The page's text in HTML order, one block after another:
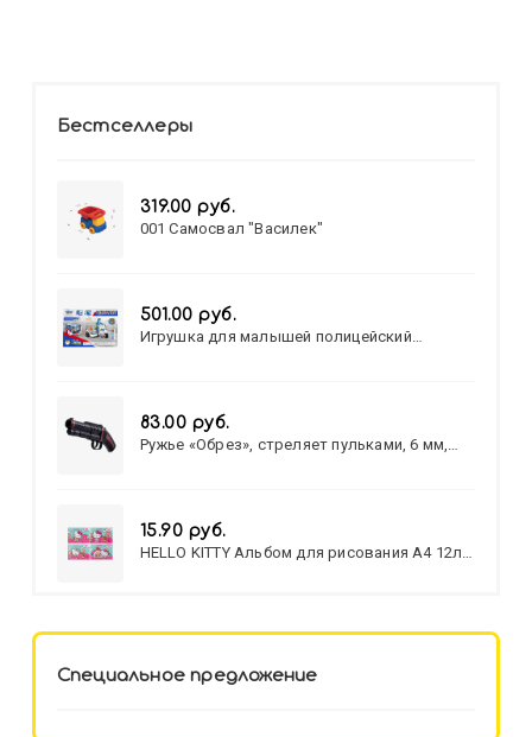
Бестселлеры
319.00 руб.
001 Самосвал "Василек"
501.00 руб.
Игрушка для малышей полицейский
83.00 руб.
Ружье «Обрез», стреляет пульками, 6 мм,
15.90 руб.
HELLO KITTY Альбом для рисования А4 12л.
Специальное предложение